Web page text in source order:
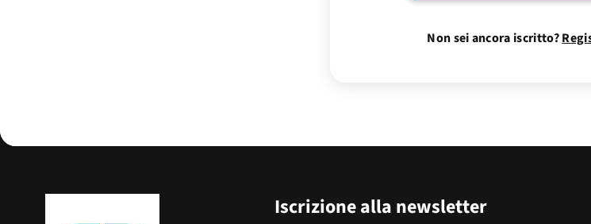
Non sei ancora iscritto?
Iscrizione alla newsletter